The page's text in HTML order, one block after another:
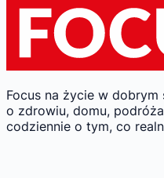
Focus na życie w dobrym
o zdrowiu, domu,
codziennie o tym, co